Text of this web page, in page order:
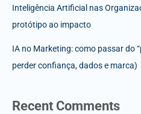
Inteligência Artificial nas
protótipo ao impacto
IA no Marketing: como passar do
perder confiança, dados e marca)
Recent Comments